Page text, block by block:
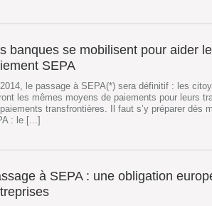
banques se mobilisent pour aider
SEPA
le passage à SEPA(*) sera définitif : les
les mêmes moyens de paiements pour leurs
transfrontières. Il faut s’y préparer dès
: le [...]
à SEPA : une obligation